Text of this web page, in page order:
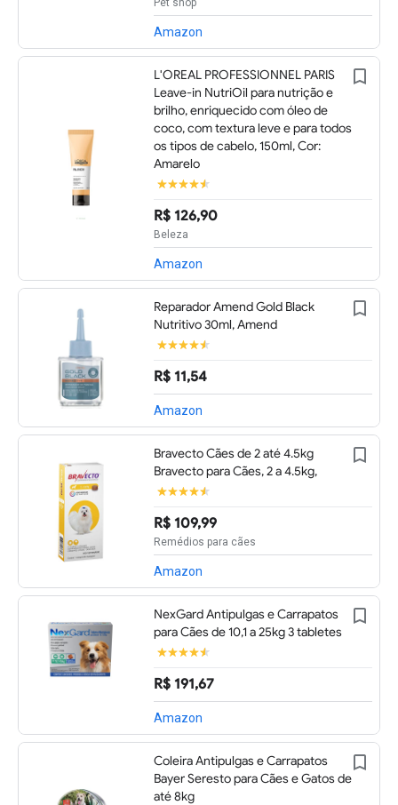
Pet shop
Amazon
L'OREAL PROFESSIONNEL PARIS
Leave-in NutriOil para nutrição e
brilho, enriquecido com óleo de
coco, com textura leve e para todos
os tipos de cabelo, 150ml, Cor:
Amarelo
R$ 126,90
Beleza
Amazon
Reparador Amend Gold Black
Nutritivo 30ml, Amend
R$ 11,54
Amazon
Bravecto Cães de 2 até 4.5kg
Bravecto para Cães, 2 a 4.5kg,
R$ 109,99
Remédios para cães
Amazon
NexGard Antipulgas e Carrapatos
para Cães de 10,1 a 25kg 3 tabletes
R$ 191,67
Amazon
Coleira Antipulgas e Carrapatos
Bayer Seresto para Cães e Gatos de
até 8kg